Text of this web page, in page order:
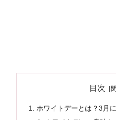
目次
ホワイトデーとは？3月